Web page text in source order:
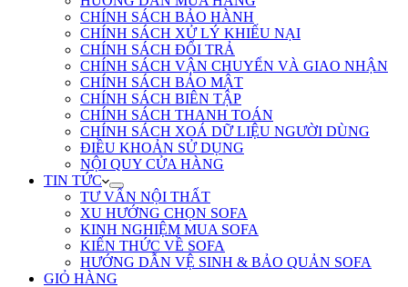
CHÍNH SÁCH BẢO HÀNH
CHÍNH SÁCH XỬ LÝ KHIẾU NẠI
CHÍNH SÁCH ĐỔI TRẢ
CHÍNH SÁCH VẬN CHUYỂN VÀ GIAO NHẬN
CHÍNH SÁCH BẢO MẬT
CHÍNH SÁCH BIÊN TẬP
CHÍNH SÁCH THANH TOÁN
CHÍNH SÁCH XOÁ DỮ LIỆU NGƯỜI DÙNG
ĐIỀU KHOẢN SỬ DỤNG
NỘI QUY CỬA HÀNG
TIN TỨC
TƯ VẤN NỘI THẤT
XU HƯỚNG CHỌN SOFA
KINH NGHIỆM MUA SOFA
KIẾN THỨC VỀ SOFA
HƯỚNG DẪN VỆ SINH & BẢO QUẢN SOFA
GIỎ HÀNG